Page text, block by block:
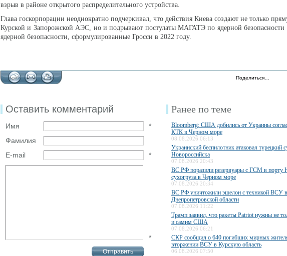
взрыв в районе открытого распределительного устройства.
Глава госкорпорации неоднократно подчеркивал, что действия Киева создают не только
Курской и Запорожской АЭС, но и подрывают постулаты МАГАТЭ по ядерной безопасности
ядерной безопасности, сформулированные Гросси в 2022 году.
Поделиться…
Оставить комментарий
Имя
*
Фамилия
E-mail
*
*
Ранее по теме
Bloomberg: США добились от Украины
КТК в Черном море
08.08.2026 06:13
Украинский беспилотник атаковал турецкий
Новороссийска
07.08.2026 20:43
ВС РФ поразили резервуары с ГСМ в
сухогруза в Черном море
07.08.2026 20:34
ВС РФ уничтожили эшелон с техникой ВСУ в
Днепропетровской области
07.08.2026 11:22
Трамп заявил, что ракеты Patriot нужны не
и самим США
07.08.2026 06:21
СКР сообщил о 640 погибших мирных
вторжении ВСУ в Курскую область
06.08.2026 07:50